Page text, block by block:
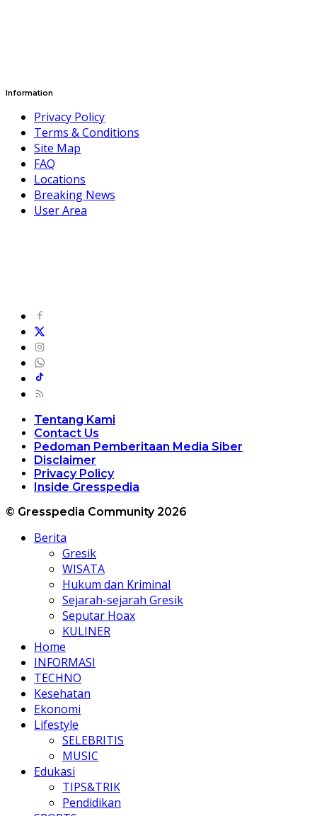
Information
Privacy Policy
Terms & Conditions
Site Map
FAQ
Locations
Breaking News
User Area
Tentang Kami
Contact Us
Pedoman Pemberitaan Media Siber
Disclaimer
Privacy Policy
Inside Gresspedia
© Gresspedia Community 2026
Berita
Gresik
WISATA
Hukum dan Kriminal
Sejarah-sejarah Gresik
Seputar Hoax
KULINER
Home
INFORMASI
TECHNO
Kesehatan
Ekonomi
Lifestyle
SELEBRITIS
MUSIC
Edukasi
TIPS&TRIK
Pendidikan